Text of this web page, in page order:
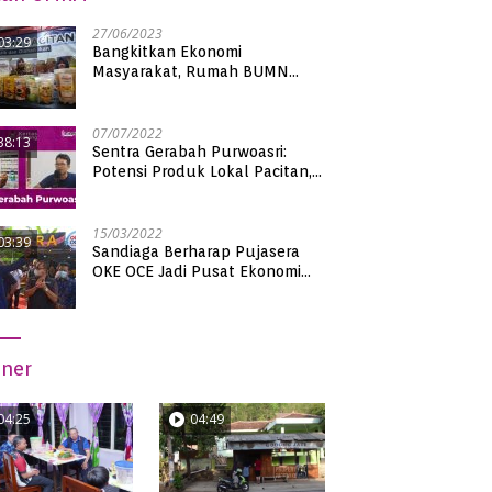
27/06/2023
Bangkitkan Ekonomi
Masyarakat, Rumah BUMN
07/07/2022
Sentra Gerabah Purwoasri:
Potensi Produk Lokal Pacitan,
15/03/2022
Sandiaga Berharap Pujasera
OKE OCE Jadi Pusat Ekonomi
04:49